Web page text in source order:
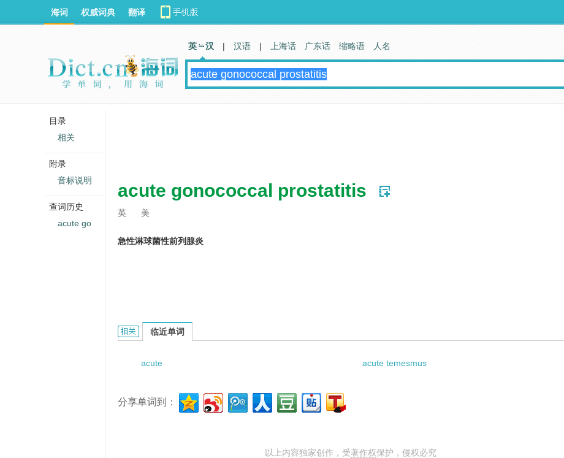
acute gonococcal prostatitis
英 美
急性淋球菌性前列腺炎
Acute gonococcal prostatitis的相关资料：
临近单词
acute acute temesmus
分享单词到：
以上内容独家创作，受著作权保护，侵权必究
海词 权威词典 翻译
英 汉 | 汉语 | 上海话 广东话 缩略语 人名
目录
相关
附录
音标说明
查词历史
acute go